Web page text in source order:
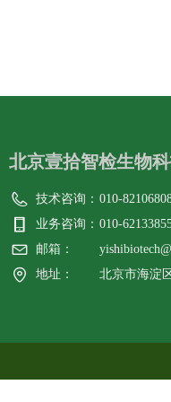
北京壹拾智检生物
技术咨询： 010-
业务咨询： 010-
邮箱：
地址：
北京市海淀